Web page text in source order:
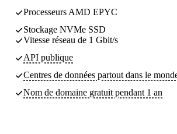
Processeurs AMD EPYC
Stockage NVMe SSD
Vitesse réseau de 1 Gbit/s
API publique
Centres de données partout dans le
Nom de domaine gratuit pendant 1 an